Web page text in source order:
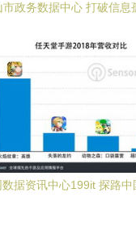
市政务数据中心 打破信息
据资讯中心199it 探路中